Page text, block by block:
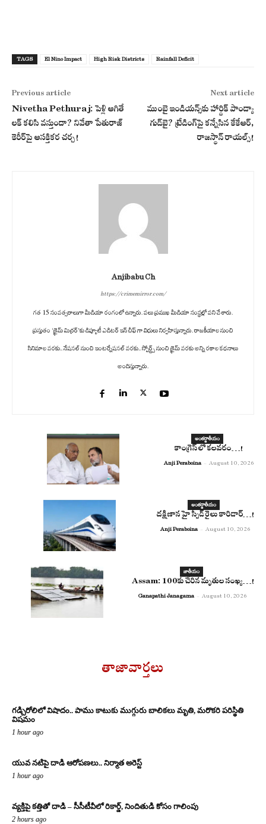
TAGS El Nino Impact High Risk Districts Rainfall Deficit
Previous article
Nivetha Pethuraj: పెళ్లి ఆగితే
లక్ కలిసి వస్తుందా? నివేతా పేతురాజ్
కెరీర్‌పై ఆసక్తికర చర్చ!
Next article
ముంబై ఇండియన్స్‌కు హార్దిక్ పాండ్యా
గుడ్‌బై? ట్రేడింగ్‌పై కన్నేసిన కేకేఆర్,
రాజస్థాన్ రాయల్స్!
Anjibabu Ch
https://crimemirror.com/
గత 15 సంవత్సరాలుగా మీడియా రంగంలో ఉన్నారు. పలు ప్రముఖ మీడియా సంస్థల్లో పని చేశారు.
ప్రస్తుతం ‘క్రైమ్ మిర్రర్’కు డిప్యూటీ ఎడిటర్ ఇన్ చీఫ్ గా విధులు నిర్వహిస్తున్నారు. రాజకీయాల నుంచి
సినిమాల వరకు.. నేషనల్ నుంచి ఇంటర్నేషనల్ వరకు.. స్పోర్ట్స్ నుంచి క్రైమ్ వరకు అన్ని రకాల కథనాలు
అందిస్తున్నారు.
అంతర్జాతీయం
కాంగ్రెస్ లో కలవరం…!
Anji Peraboina - August 10, 2026
అంతర్జాతీయం
దక్షిణాన హై స్పీడ్ రైలు కారిడార్…!
Anji Peraboina - August 10, 2026
జాతీయం
Assam: 100కు చేరిన మృతుల సంఖ్య‌…!
Ganapathi Janagama - August 10, 2026
తాజావార్తలు
గడ్చిరోలిలో విషాదం.. పాము కాటుకు ముగ్గురు బాలికలు మృతి, మరొకరి పరిస్థితి
విషమం
1 hour ago
యువ నటిపై దాడి ఆరోపణలు.. నిర్మాత అరెస్ట్
1 hour ago
వ్యక్తిపై కత్తితో దాడి – సీసీటీవీలో రికార్డ్, నిందితుడి కోసం గాలింపు
2 hours ago